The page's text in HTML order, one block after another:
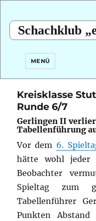
Schachklub
MENÜ
Kreisklasse
Runde 6/7
Gerlingen II
Tabellenführung
Vor dem 6.
hätte wohl jeder
Beobachter
Spieltag zum
Tabellenführer
Punkten